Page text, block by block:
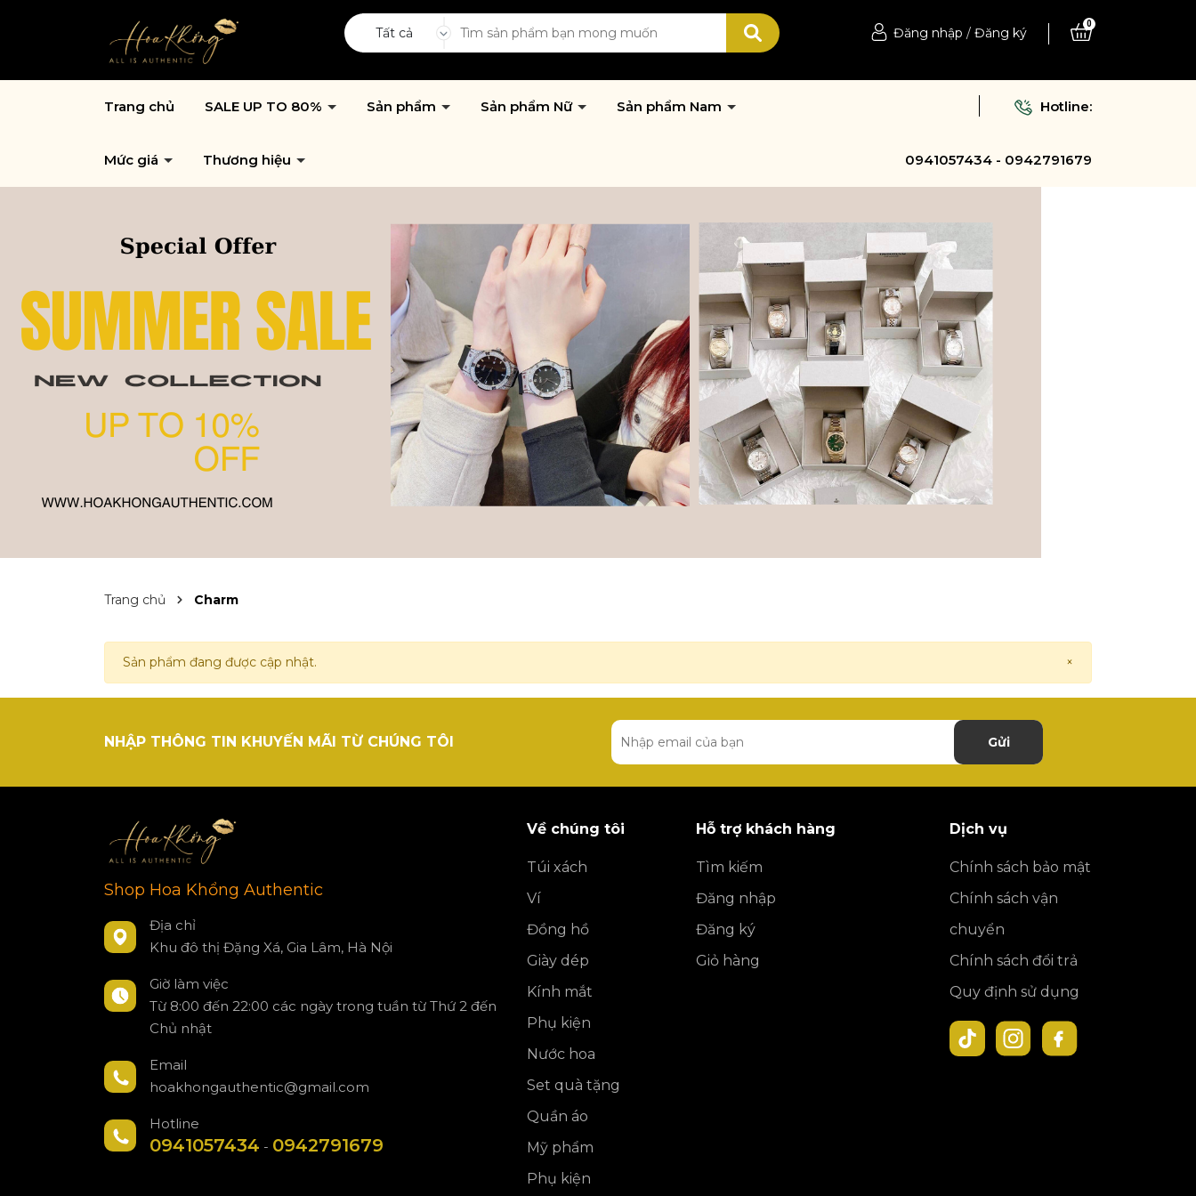
Tất cả Đăng nhập / Đăng ký
0
Trang chủ SALE UP TO 80% Sản phẩm Sản phẩm Nữ Sản phẩm Nam
Mức giá Thương hiệu
Hotline:
0941057434 - 0942791679
Trang chủ Charm
×
Sản phẩm đang được cập nhật.
NHẬP THÔNG TIN KHUYẾN MÃI TỪ CHÚNG TÔI Gửi
Shop Hoa Khổng Authentic
Địa chỉ
Khu đô thị Đặng Xá, Gia Lâm, Hà Nội
Giờ làm việc
Từ 8:00 đến 22:00 các ngày trong tuần từ Thứ 2 đến
Chủ nhật
Email
hoakhongauthentic@gmail.com
Hotline
0941057434 - 0942791679
Về chúng tôi
Túi xách
Ví
Đồng hồ
Giày dép
Kính mắt
Phụ kiện
Nước hoa
Set quà tặng
Quần áo
Mỹ phẩm
Phụ kiện
Hỗ trợ khách hàng
Tìm kiếm
Đăng nhập
Đăng ký
Giỏ hàng
Dịch vụ
Chính sách bảo mật
Chính sách vận
chuyển
Chính sách đổi trả
Quy định sử dụng